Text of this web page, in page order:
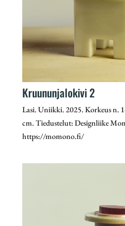
Kruununjalokivi 2
Lasi. Uniikki. 2025. Korkeus n.
cm. Tiedustelut: Designliike
https://momono.fi/